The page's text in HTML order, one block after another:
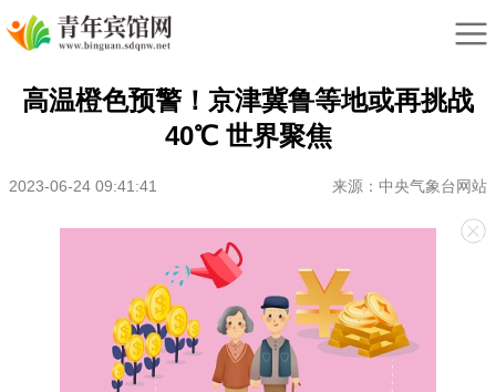
高温橙色预警！京津冀鲁等地或再挑战
40℃ 世界聚焦
2023-06-24 09:41:41 来源：中央气象台网站